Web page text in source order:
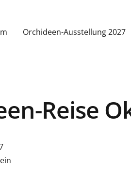
Orchideen-Ausstellung 2027
Reise